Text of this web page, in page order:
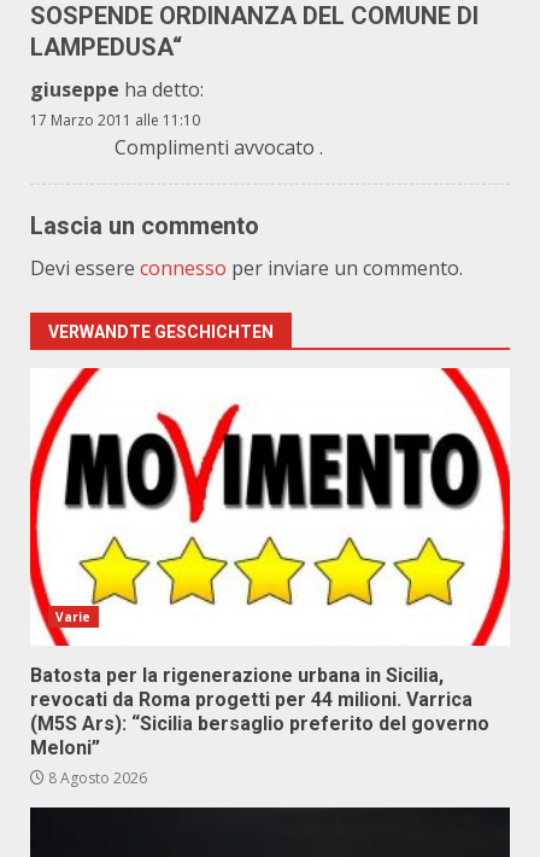
SOSPENDE ORDINANZA DEL COMUNE DI
LAMPEDUSA“
giuseppe ha detto:
17 Marzo 2011 alle 11:10
Complimenti avvocato .
Lascia un commento
Devi essere connesso per inviare un commento.
VERWANDTE GESCHICHTEN
Varie
Batosta per la rigenerazione urbana in Sicilia,
revocati da Roma progetti per 44 milioni. Varrica
(M5S Ars): “Sicilia bersaglio preferito del governo
Meloni”
8 Agosto 2026